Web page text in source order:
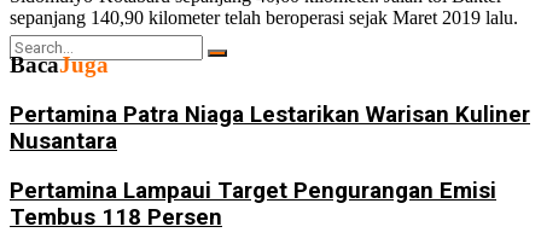
No Result
sepanjang 140,90 kilometer telah beroperasi sejak Maret 2019 lalu.
BacaJuga
Pertamina Patra Niaga Lestarikan Warisan Kuliner
Nusantara
Pertamina Lampaui Target Pengurangan Emisi
Tembus 118 Persen